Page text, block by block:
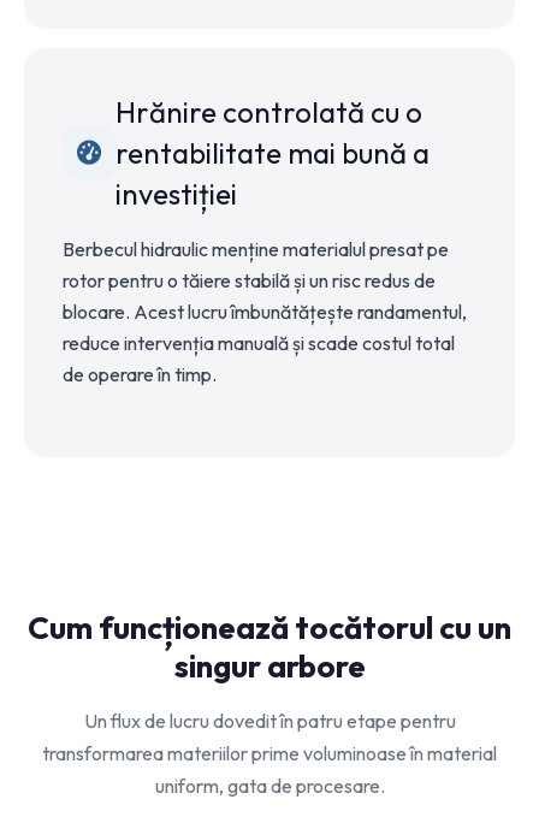
Hrănire controlată cu o
rentabilitate mai bună a
investiției
Berbecul hidraulic menține materialul presat pe
rotor pentru o tăiere stabilă și un risc redus de
blocare. Acest lucru îmbunătățește randamentul,
reduce intervenția manuală și scade costul total
de operare în timp.
Cum funcționează tocătorul cu un
singur arbore
Un flux de lucru dovedit în patru etape pentru
transformarea materiilor prime voluminoase în material
uniform, gata de procesare.